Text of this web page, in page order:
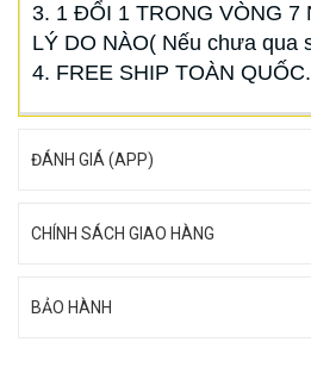
3. 1 ĐỔI 1 TRONG VÒNG 7
LÝ DO NÀO( Nếu chưa qua
4. FREE SHIP TOÀN QUỐC.
ĐÁNH GIÁ (APP)
CHÍNH SÁCH GIAO HÀNG
BẢO HÀNH